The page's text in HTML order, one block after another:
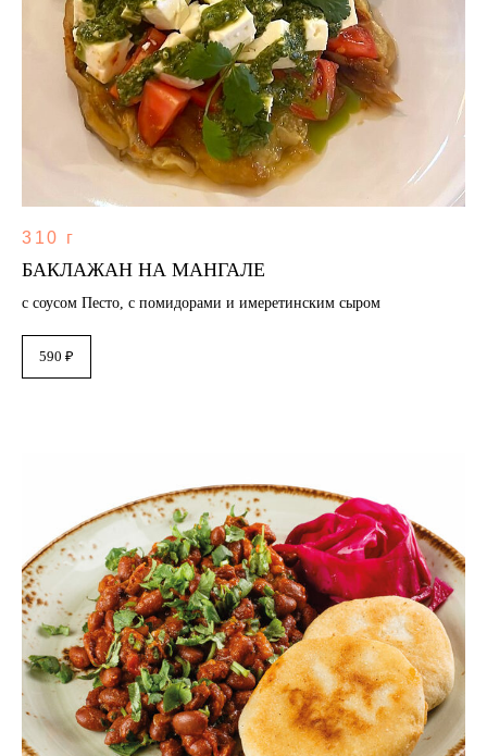
310 г
БАКЛАЖАН НА МАНГАЛЕ
с соусом Песто, с помидорами и имеретинским сыром
590 ₽